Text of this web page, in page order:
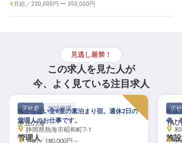
月給／230,000円 〜 350,000円
見逃し厳禁！
この求人を見た人が
今、よく見ている注目求人
正社員 施設管理
伊豆の海
管理人
海から近い全6室の素泊まり宿。週休2日の
管理人のお仕事です。
静岡県熱海市昭和町7-1
月給／180,000円～
正社
施
年休
者・
和
月